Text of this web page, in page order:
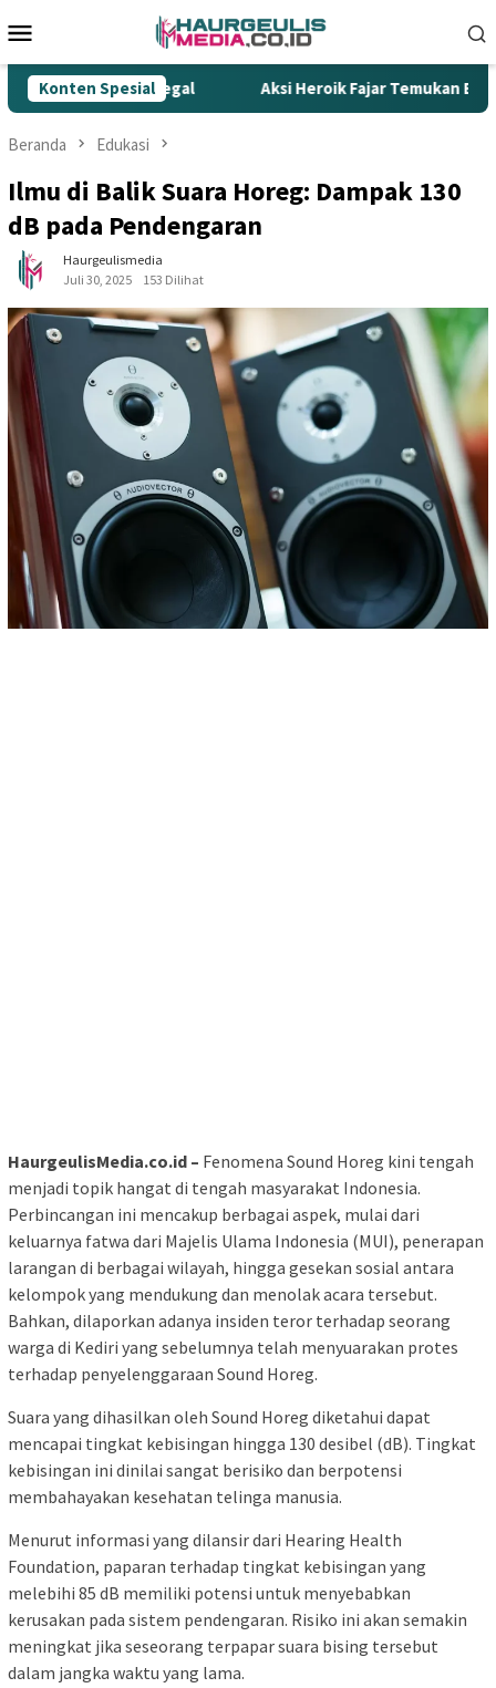
ke
Mobile
Konten Spesial
Rokok Ilegal Aksi Heroik Fajar Temukan Bocah
Beranda Edukasi
Ilmu di Balik Suara Horeg: Dampak 130
dB pada Pendengaran
Haurgeulismedia
Juli 30, 2025
153 Dilihat
HaurgeulisMedia.co.id – Fenomena Sound Horeg kini tengah
menjadi topik hangat di tengah masyarakat Indonesia.
Perbincangan ini mencakup berbagai aspek, mulai dari
keluarnya fatwa dari Majelis Ulama Indonesia (MUI), penerapan
larangan di berbagai wilayah, hingga gesekan sosial antara
kelompok yang mendukung dan menolak acara tersebut.
Bahkan, dilaporkan adanya insiden teror terhadap seorang
warga di Kediri yang sebelumnya telah menyuarakan protes
terhadap penyelenggaraan Sound Horeg.
Suara yang dihasilkan oleh Sound Horeg diketahui dapat
mencapai tingkat kebisingan hingga 130 desibel (dB). Tingkat
kebisingan ini dinilai sangat berisiko dan berpotensi
membahayakan kesehatan telinga manusia.
Menurut informasi yang dilansir dari Hearing Health
Foundation, paparan terhadap tingkat kebisingan yang
melebihi 85 dB memiliki potensi untuk menyebabkan
kerusakan pada sistem pendengaran. Risiko ini akan semakin
meningkat jika seseorang terpapar suara bising tersebut
dalam jangka waktu yang lama.